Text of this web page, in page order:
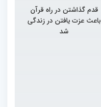
قدم گذاشتن در راه قرآن
باعث عزت یافتن در زندگی
شد